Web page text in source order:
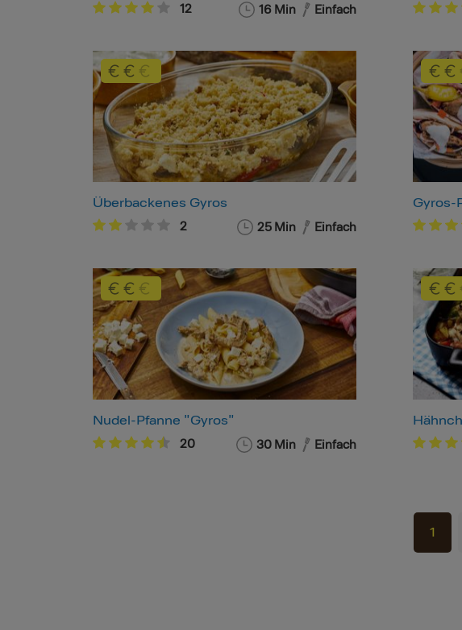
12 16 Min Einfach
Überbackenes Gyros
2 25 Min Einfach
Gyros-
Nudel-Pfanne "Gyros"
20 30 Min Einfach
1